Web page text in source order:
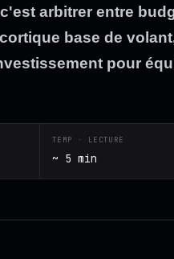
arbitrer entre
base de
pour
TEMP · LECTURE
~ 5 min